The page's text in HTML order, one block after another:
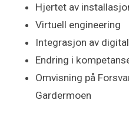
Hjertet av
Virtuell engineering
Integrasjon av
Endring i
Omvisning på
Gardermoen